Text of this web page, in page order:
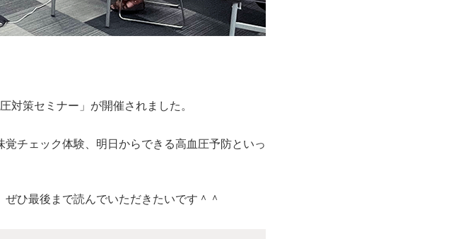
対策セミナー」が開催されました。
チェック体験、明日からできる高血圧予防といっ
ひ最後まで読んでいただきたいです＾＾